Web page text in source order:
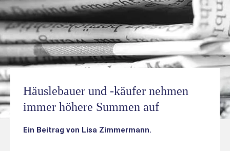
Häuslebauer und -käufer nehmen
immer höhere Summen auf
Ein Beitrag von Lisa Zimmermann.